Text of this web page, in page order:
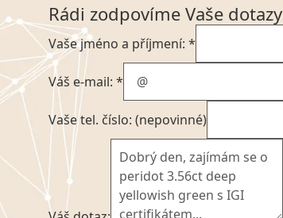
Rádi zodpovíme Vaše dotazy
Vaše jméno a příjmení: *
Váš e-mail: *
Vaše tel. číslo: (nepovinné)